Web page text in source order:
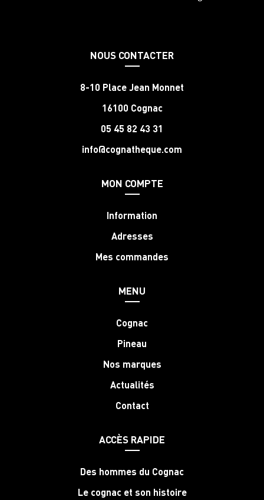
NOUS CONTACTER
8-10 Place Jean Monnet
16100 Cognac
05 45 82 43 31
info@cognatheque.com
MON COMPTE
Information
Adresses
Mes commandes
MENU
Cognac
Pineau
Nos marques
Actualités
Contact
ACCÈS RAPIDE
Des hommes du Cognac
Le cognac et son histoire